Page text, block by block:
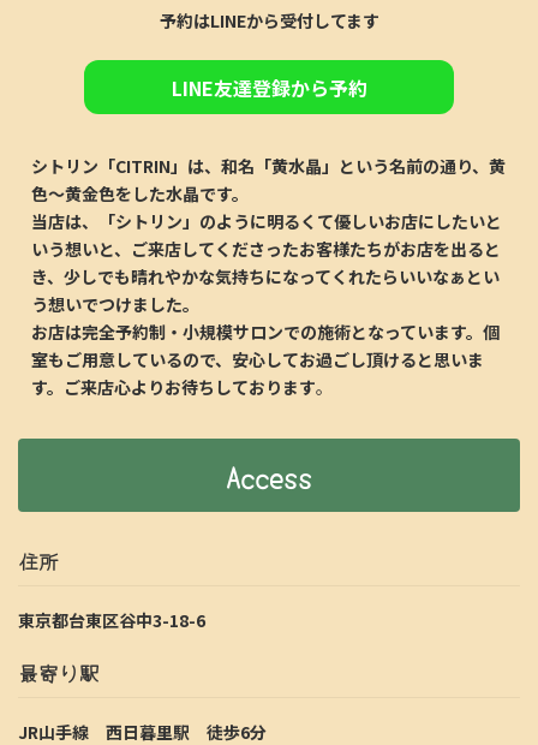
予約はLINEから受付してます
LINE友達登録から予約
シトリン「CITRIN」は、和名「黄水晶」という名前の通り、黄
色～黄金色をした水晶です。
当店は、「シトリン」のように明るくて優しいお店にしたいと
いう想いと、ご来店してくださったお客様たちがお店を出ると
き、少しでも晴れやかな気持ちになってくれたらいいなぁとい
う想いでつけました。
お店は完全予約制・小規模サロンでの施術となっています。個
室もご用意しているので、安心してお過ごし頂けると思いま
す。ご来店心よりお待ちしております。
Access
住所
東京都台東区谷中3-18-6
最寄り駅
JR山手線 西日暮里駅 徒歩6分